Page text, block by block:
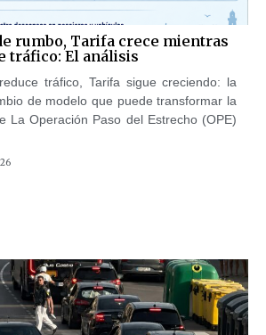
rumbo, Tarifa crece mientras
tráfico: El análisis
tráfico, Tarifa sigue creciendo: la
de modelo que puede transformar la
La Operación Paso del Estrecho (OPE)